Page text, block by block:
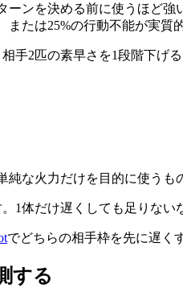
ーンを決める前に使うほど
たは25%の行動不能が実質
手2匹の素早さを1段階下げ
な火力だけを目的に使う
1体だけ遅くしても足りな
でどちらの相手枠を先に遅く
する